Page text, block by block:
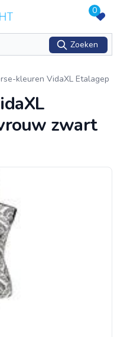
0
Zoeken
kleuren VidaXL Etalagep
zwart